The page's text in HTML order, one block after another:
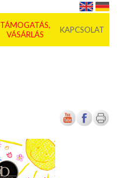
TÁMOGATÁS,
VÁSÁRLÁS
KAPCSOLAT